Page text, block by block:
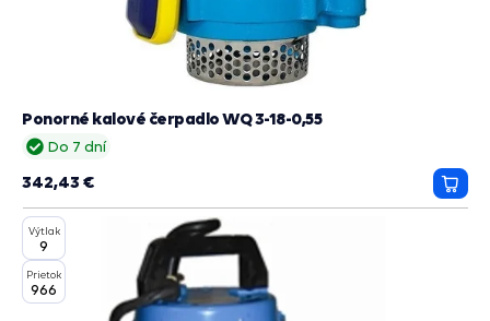
Do 7 dní
Ponorné kalové čerpadlo WQ 3-18-0,55
342,43 €
do
Výtlak
9
Prietok
966